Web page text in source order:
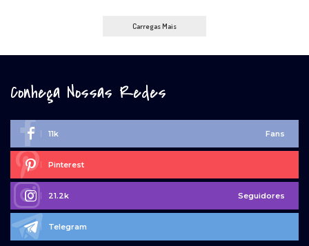
Carregas Mais
Conheça Nossas Redes
11k Fans
Pinterest
21.2k Seguidores
Telegram